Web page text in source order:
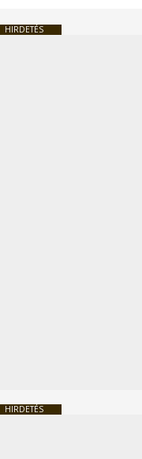
HIRDETÉS
HIRDETÉS